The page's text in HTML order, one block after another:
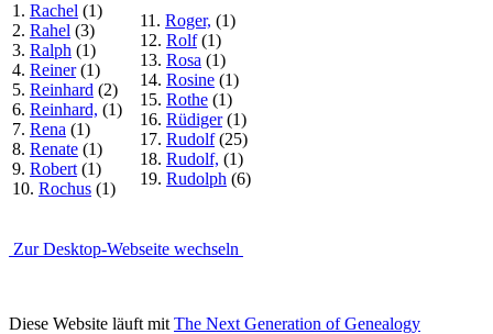
1. Rachel (1)
2. Rahel (3)
3. Ralph (1)
4. Reiner(1)
5. Reinhard (2)
6. Reinhard, (1)
7. Rena (1)
8. Renate (1)
9. Robert (1)
10. Rochus (1)
11. Roger, (1)
12. Rolf(1)
13. Rosa (1)
14. Rosine (1)
15. Rothe (1)
16. Rüdiger(1)
17. Rudolf(25)
18. Rudolf, (1)
19. Rudolph (6)
Zur Desktop-Webseite wechseln
Diese Website läuft mit The Next Generation of Genealogy